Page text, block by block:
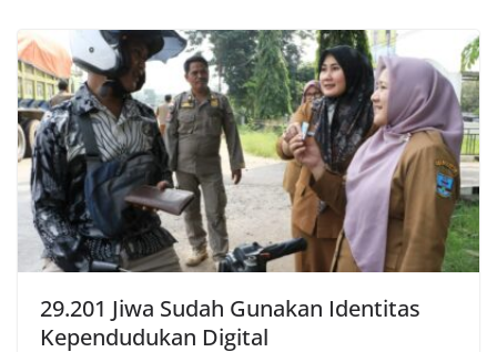
29.201 Jiwa Sudah Gunakan Identitas
Kependudukan Digital